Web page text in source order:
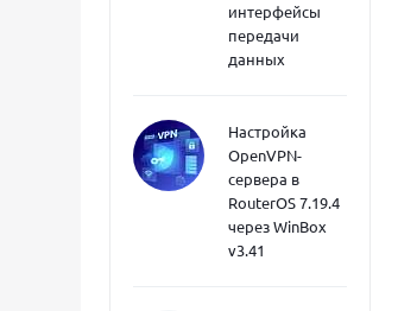
интерфейсы
передачи
данных
Настройка
OpenVPN-
сервера в
RouterOS 7.19.4
через WinBox
v3.41